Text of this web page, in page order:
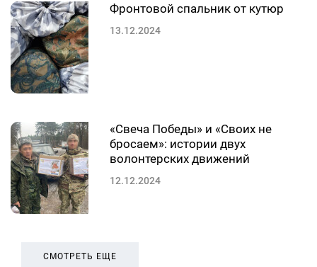
Фронтовой спальник от кутюр
13.12.2024
«Свеча Победы» и «Своих не
бросаем»: истории двух
волонтерских движений
12.12.2024
СМОТРЕТЬ ЕЩЕ